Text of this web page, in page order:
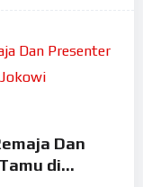
Dan
di